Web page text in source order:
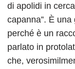
di apolidi in
capanna”. È
perché è un
parlato in
che,